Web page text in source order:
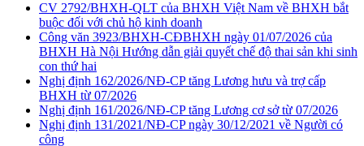
CV 2792/BHXH-QLT của BHXH Việt Nam về BHXH bắt
buộc đối với chủ hộ kinh doanh
Công văn 3923/BHXH-CĐBHXH ngày 01/07/2026 của
BHXH Hà Nội Hướng dẫn giải quyết chế độ thai sản khi sinh
con thứ hai
Nghị định 162/2026/NĐ-CP tăng Lương hưu và trợ cấp
BHXH từ 07/2026
Nghị định 161/2026/NĐ-CP tăng Lương cơ sở từ 07/2026
Nghị định 131/2021/NĐ-CP ngày 30/12/2021 về Người có
công